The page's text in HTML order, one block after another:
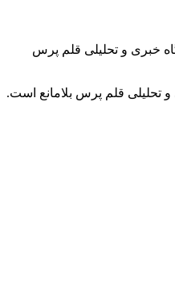
خبری و تحلیلی قلم پرس
و تحلیلی قلم پرس بلامانع است.